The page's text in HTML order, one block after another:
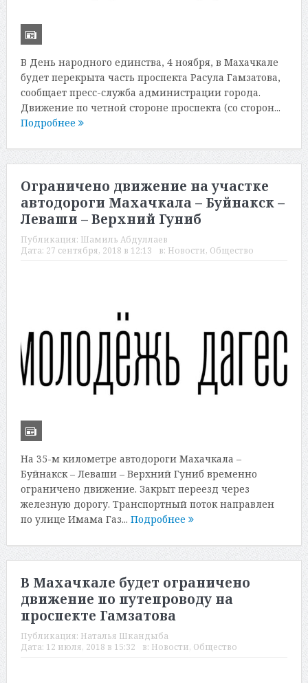
В День народного единства, 4 ноября, в Махачкале
будет перекрыта часть проспекта Расула Гамзатова,
сообщает пресс-служба администрации города.
Движение по четной стороне проспекта (со сторон...
Подробнее
Ограничено движение на участке
автодороги Махачкала – Буйнакск –
Леваши – Верхний Гуниб
Публикация: Шамиль Абдуллаев
Дата: 27 сентября, 2018 в 12:13 в: Новости, Общество
На 35-м километре автодороги Махачкала –
Буйнакск – Леваши – Верхний Гуниб временно
ограничено движение. Закрыт переезд через
железную дорогу. Транспортный поток направлен
по улице Имама Газ... Подробнее
В Махачкале будет ограничено
движение по путепроводу на
проспекте Гамзатова
Публикация: Наталья Шкандыба
Дата: 12 июля, 2018 в 15:32 в: Новости, Общество